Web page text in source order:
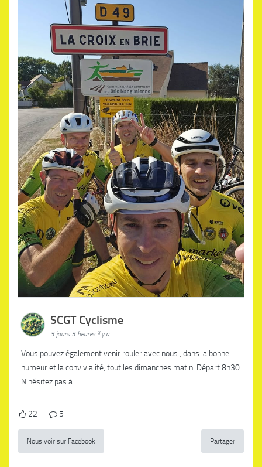
SCGT Cyclisme
3 jours 3 heures il y a
Vous pouvez également venir rouler avec nous , dans la bonne
humeur et la convivialité, tout les dimanches matin. Départ 8h30 .
N'hésitez pas à
22 5
Nous voir sur Facebook Partager